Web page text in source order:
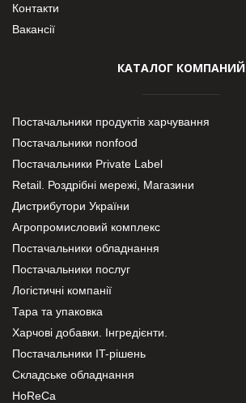
Контакти
Вакансії
КАТАЛОГ КОМПАНИЙ
Постачальники продуктів харчування
Постачальники nonfood
Постачальники Private Label
Retail. Роздрібні мережі, Магазини
Дистрибутори України
Агропромисловий комплекс
Постачальники обладнання
Постачальники послуг
Логістичні компанії
Тара та упаковка
Харчові добавки. Інгредієнти.
Постачальники IT-рішень
Складське обладнання
HoReCa